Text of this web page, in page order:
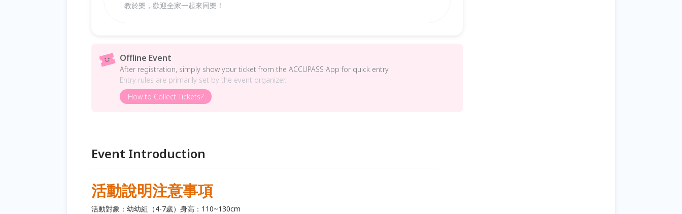
教於樂，歡迎全家一起來同樂！
Offline Event
After registration, simply show your ticket from the ACCUPASS App for quick entry.
Entry rules are primarily set by the event organizer.
How to Collect Tickets?
Event Introduction
活動說明注意事項
活動對象：幼幼組（4-7歲）身高：110~130cm